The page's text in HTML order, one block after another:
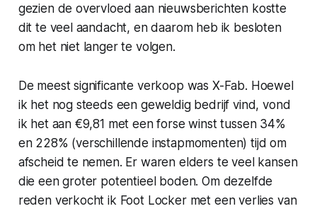
gezien de overvloed aan nieuwsberichten kostte
dit te veel aandacht, en daarom heb ik besloten
om het niet langer te volgen.
De meest significante verkoop was X-Fab. Hoewel
ik het nog steeds een geweldig bedrijf vind, vond
ik het aan €9,81 met een forse winst tussen 34%
en 228% (verschillende instapmomenten) tijd om
afscheid te nemen. Er waren elders te veel kansen
die een groter potentieel boden. Om dezelfde
reden verkocht ik Foot Locker met een verlies van